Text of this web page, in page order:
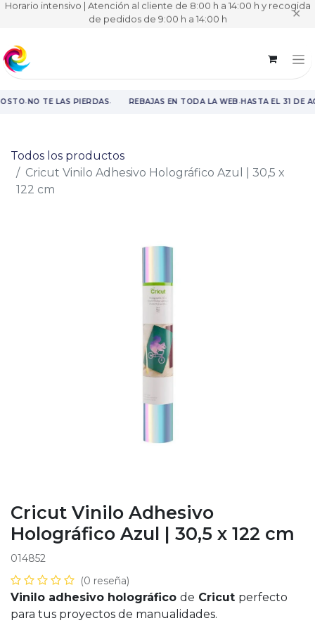
Horario intensivo | Atención al cliente de 8:00 h a 14:00 h y recogida
de pedidos de 9:00 h a 14:00 h
✕
·NO TE LAS PIERDAS· REBAJAS EN TODA LA WEB·HASTA EL 31 DE
Todos los productos
Cricut Vinilo Adhesivo Holográfico Azul | 30,5 x
122 cm
Cricut Vinilo Adhesivo
Holográfico Azul | 30,5 x 122 cm
014852
(0 reseña)
Vinilo adhesivo holográfico de Cricut perfecto
para tus proyectos de manualidades.